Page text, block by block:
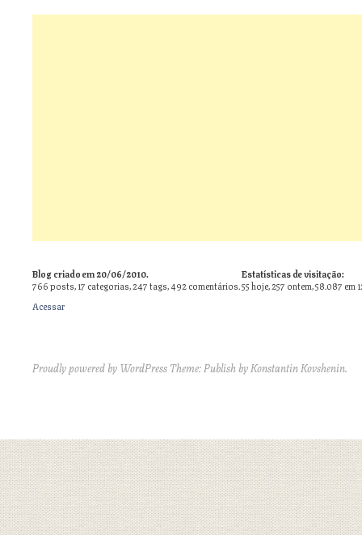
Blog criado em 20/06/2010.
766posts,17 categorias,247tags,492comentários.
Estatísticas de visitação:
55 hoje, 257 ontem, 58.087 em
Acessar
Proudly powered by WordPress Theme: Publish by Konstantin Kovshenin.